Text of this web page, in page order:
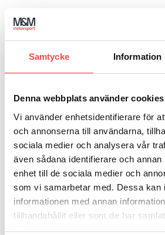
Samtycke Information
Denna webbplats använder cookies
Vi använder enhetsidentifierare för
och annonserna till användarna,
sociala medier och analysera vår
även sådana identifierare och
enhet till de sociala medier och
som vi samarbetar med. Dessa kan
informationen med annan
tillhandahållit eller som de har
deras tjänster.
• Sparco Adult Pro stol
RELATERADE PRODUKTER
Add to wishlist
Art.nr: G0328011GNR
13 495kr
LÄGG TILL I VARUKORG
Art.nr:
LÄGG